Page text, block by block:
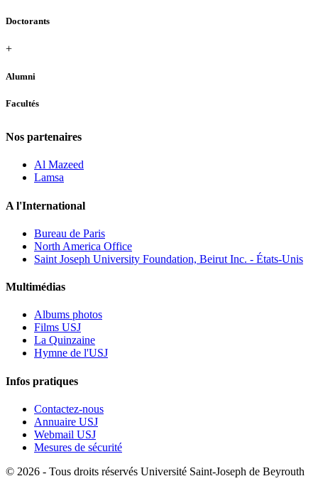
Doctorants
+
Alumni
Facultés
Nos partenaires
Al Mazeed
Lamsa
A l'International
Bureau de Paris
North America Office
Saint Joseph University Foundation, Beirut Inc. - États-Unis
Multimédias
Albums photos
Films USJ
La Quinzaine
Hymne de l'USJ
Infos pratiques
Contactez-nous
Annuaire USJ
Webmail USJ
Mesures de sécurité
© 2026 - Tous droits réservés Université Saint-Joseph de Beyrouth